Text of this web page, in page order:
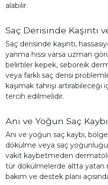
alabilir.
Saç Derisinde Kaşıntı
Saç derisinde kaşıntı,
yanma hissi varsa uzman
belirtiler kepek, seboreik
veya farklı saç derisi
kaşımak tahrişi artırabileceği
tercih edilmelidir.
Ani ve Yoğun Saç Kaybı
Ani ve yoğun saç kaybı,
dökülme veya saç
vakit kaybetmeden
tür dökülmelerde altta yatan
bakım ve destek planı